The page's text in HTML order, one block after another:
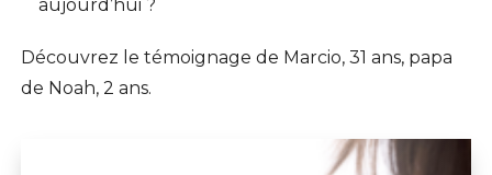
aujourd’hui ?
Découvrez le témoignage de Marcio, 31 ans, papa
de Noah, 2 ans.